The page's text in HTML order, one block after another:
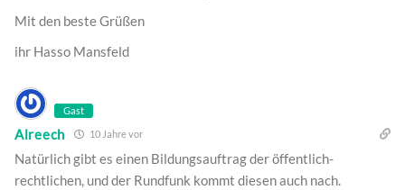
Mit den beste Grüßen
ihr Hasso Mansfeld
Gast
Alreech 10 Jahre vor
Natürlich gibt es einen Bildungsauftrag der öffentlich-
rechtlichen, und der Rundfunk kommt diesen auch nach.